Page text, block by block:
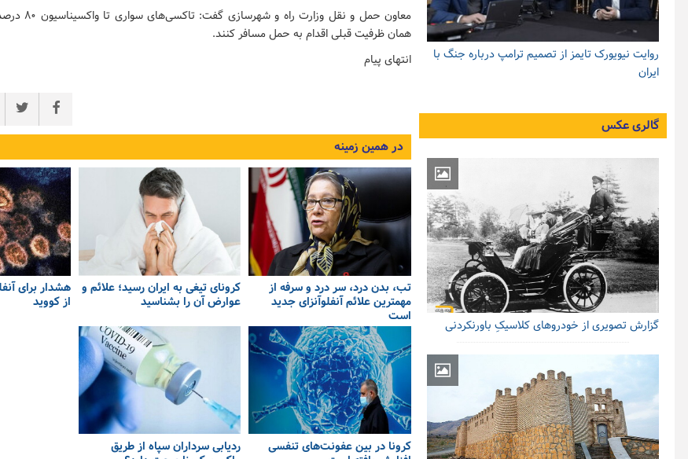
معاون حمل و نقل
همان ظرفیت قبلی اقدام به حمل مسافر کنند.
انتهای پیام
در همین زمینه
تب، بدن درد، سر درد و سرفه از
مهمترین علائم آنفلوآنزای جدید
است
کرونای تیغی به ایران رسید؛ علائم و
عوارض آن را بشناسید
هشدار برای
از کووید
کرونا در بین عفونت‌های تنفسی ردیابی سرداران سپاه از طریق
روایت نیویورک تایمز از تصمیم ترامپ درباره جنگ با
ایران
گالری عکس
گزارش تصویری از خودروهای کلاسیکِ باورنکردنی